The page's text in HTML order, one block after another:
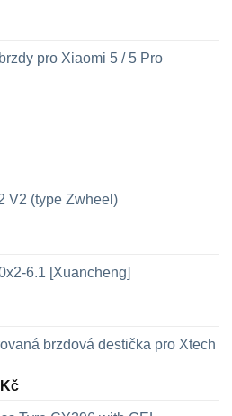
pro Xiaomi 5 / 5 Pro
V2 (type Zwheel)
6.1 [Xuancheng]
brzdová destička pro Xtech
KčRozpětí